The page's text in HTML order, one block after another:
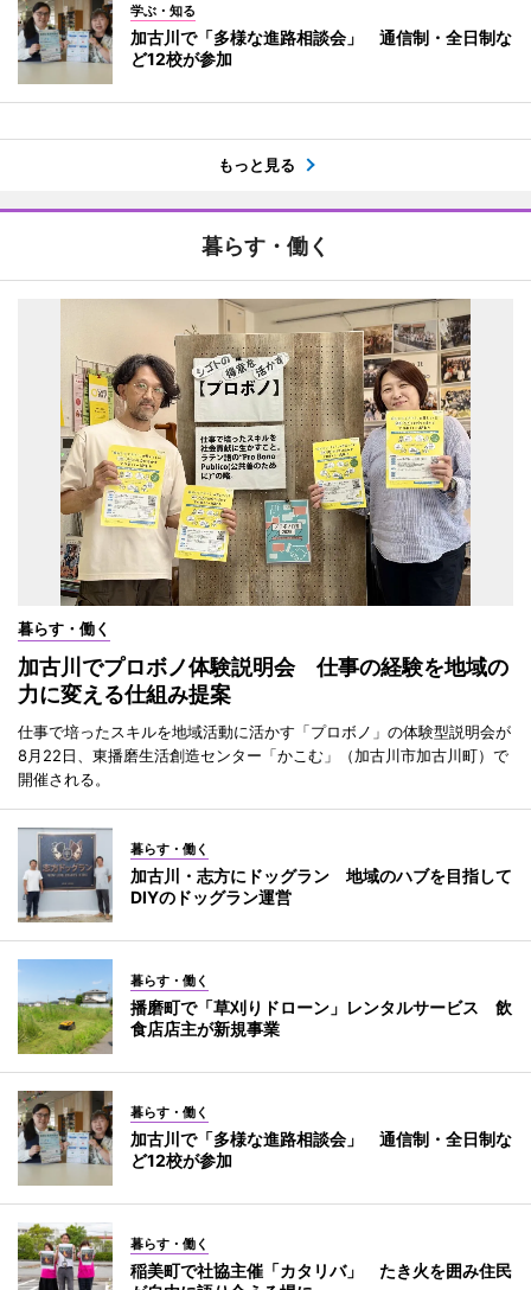
学ぶ・知る
加古川で「多様な進路相談会」 通信制・全日制な
ど12校が参加
もっと見る
暮らす・働く
暮らす・働く
加古川でプロボノ体験説明会 仕事の経験を地域の
力に変える仕組み提案
仕事で培ったスキルを地域活動に活かす「プロボノ」の体験型説明会が
8月22日、東播磨生活創造センター「かこむ」（加古川市加古川町）で
開催される。
暮らす・働く
加古川・志方にドッグラン 地域のハブを目指して
DIYのドッグラン運営
暮らす・働く
播磨町で「草刈りドローン」レンタルサービス 飲
食店店主が新規事業
暮らす・働く
加古川で「多様な進路相談会」 通信制・全日制な
ど12校が参加
暮らす・働く
稲美町で社協主催「カタリバ」 たき火を囲み住民